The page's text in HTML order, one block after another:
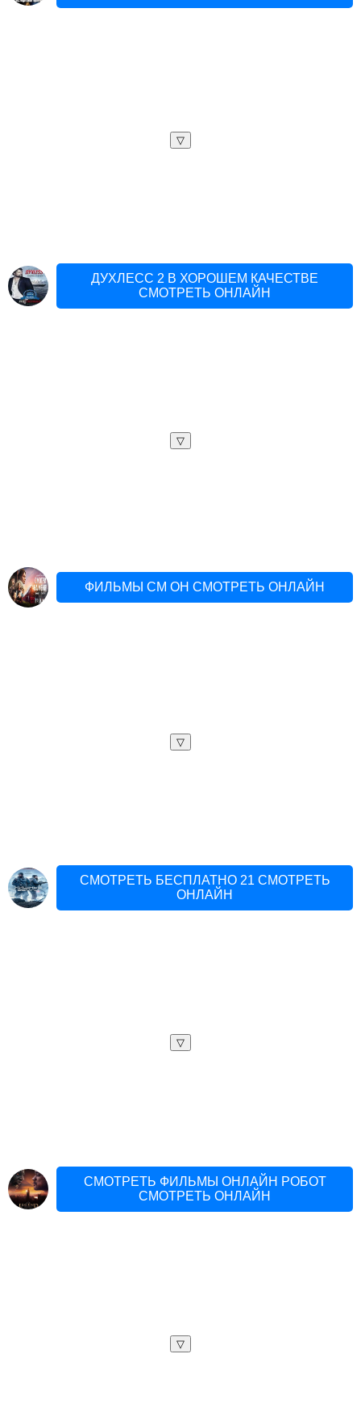
▽
ДУХЛЕСС 2 В ХОРОШЕМ КАЧЕСТВЕ
СМОТРЕТЬ ОНЛАЙН
▽
ФИЛЬМЫ СМ ОН СМОТРЕТЬ ОНЛАЙН
▽
СМОТРЕТЬ БЕСПЛАТНО 21 СМОТРЕТЬ
ОНЛАЙН
▽
СМОТРЕТЬ ФИЛЬМЫ ОНЛАЙН РОБОТ
СМОТРЕТЬ ОНЛАЙН
▽